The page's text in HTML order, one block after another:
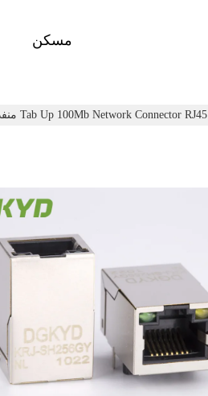
مسكن
Tab Up 100Mb Network Connector RJ45 منفذ واحد أنثى جاك للكمبيوتر